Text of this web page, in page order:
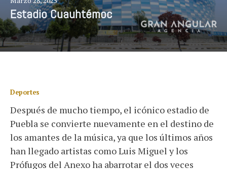
Estadio Cuauhtémoc
Deportes
Después de mucho tiempo, el icónico estadio de
Puebla se convierte nuevamente en el destino de
los amantes de la música, ya que los últimos años
han llegado artistas como Luis Miguel y los
Prófugos del Anexo ha abarrotar el dos veces